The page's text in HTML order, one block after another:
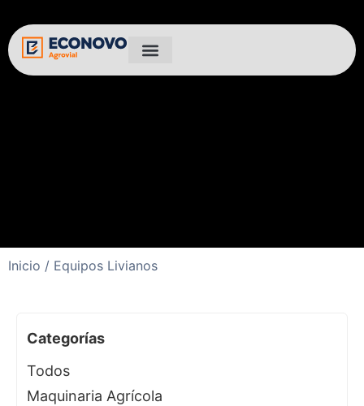
Inicio / Equipos Livianos
Categorías
Todos
Maquinaria Agrícola